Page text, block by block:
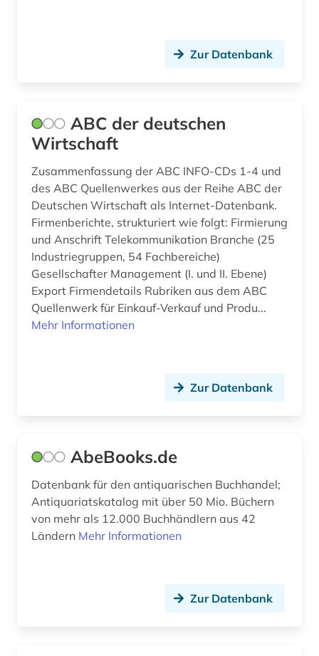
audiodatei (1)
aufklärung (2)
aufsatz (1)
aufsatzdatenbank (2)
augsburg (1)
auktionskatalog (2)
ausleihe (1)
ausstellung (2)
australien (4)
Nordrhein-Westfalen (13)
Norwegen (10)
Oesterreich (42)
Osmanisches Reich (2)
Ostasien (9)
Osteuropa (20)
Ostmitteleuropa (5)
Palaestina (1)
Rheinland-Pfalz (10)
Russland, Sowjetunion (19)
Saarland (5)
Zur Datenbank
ABC der deutschen
Wirtschaft
Zusammenfassung der ABC INFO-CDs 1-4 und
des ABC Quellenwerkes aus der Reihe ABC der
Deutschen Wirtschaft als Internet-Datenbank.
Firmenberichte, strukturiert wie folgt: Firmierung
und Anschrift Telekommunikation Branche (25
Industriegruppen, 54 Fachbereiche)
Gesellschafter Management (I. und II. Ebene)
Export Firmendetails Rubriken aus dem ABC
Quellenwerk für Einkauf-Verkauf und Produ...
Mehr Informationen
Zur Datenbank
AbeBooks.de
Datenbank für den antiquarischen Buchhandel;
Antiquariatskatalog mit über 50 Mio. Büchern
von mehr als 12.000 Buchhändlern aus 42
Ländern Mehr Informationen
Zur Datenbank